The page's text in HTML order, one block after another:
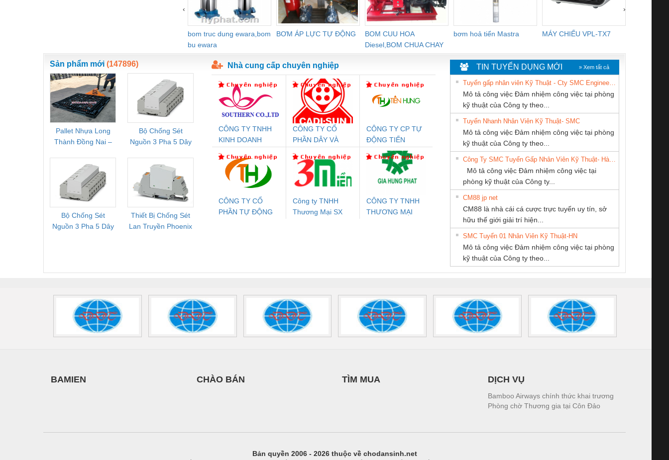
Xe hơi - Phụ tùng
Xe máy - Phụ tùng
Xe tải - phụ tùng
Y khoa - Trang thiết bị
bom truc dung ewara,bom
bu ewara
BƠM ÁP LỰC TỰ ĐỘNG
BOM CUU HOA
Diesel,BOM CHUA CHAY
bơm hoả tiển Mastra MÁY CHIẾU VPL-TX7
‹ ›
Sản phẩm mới (147896)
Pallet Nhựa Long
Thành Đồng Nai –
Mới, Pallet Cũ Giá
Tốt
Bộ Chống Sét
Nguồn 3 Pha 5 Dây
FLT-SEC-P-T1-3S-
264/50-FM -
2909589
Bộ Chống Sét
Nguồn 3 Pha 5 Dây
Thiết Bị Chống Sét
Lan Truyền Phoenix
Rơ Le Đệm An Toàn
Phoenix Contact
PSR-PC20-1NO-
1NC-24DC-SP -
2700578
Rơ Le An Toàn
Phoenix Contact
PSR-SCP-
24UC/ESL4/3X1/1X2/B
- 2981059
Bộ Lưu Điện AC
Mô-đun Ắc Quy UPS
Bộ Lặp Tín Hiệu
PROFIBUS Phoenix
Contact PSI-REP-
PROFIBUS/12MB -
2708863
Rơ Le An Toàn
Phoenix Contact
2986960 – PSR-
SCP-
24DC/FSP/2X1/1X2
Rơ Le An Toàn
Bộ giám sát chuỗi
tấm pin
TRANSCLINIC 16I+
1K5 H (2502520000)
Bộ giám sát chuỗi
tấm pin
TRANSCLINIC 16I+
1K5 L (2433950000)
Bộ giám sát dòng
TRANSCLINIC 16I+
(2008130000)
Bộ chỉnh lưu nguồn
điện TRANSCLINIC
BKE 1K5.4
(7791400879)2. Giá
Nẹp nhôm chống
trơn Đà Nẵng
Nhà cung cấp chuyên nghiệp
CÔNG TY TNHH
KINH DOANH
PHƯƠNG NAM
CÔNG TY CỔ
PHẦN DÂY VÀ
THƯỢNG ĐÌNH
CÔNG TY CP TỰ
ĐỘNG TIẾN
HƯNG
CÔNG TY CỔ
PHẦN TỰ ĐỘNG
Công ty TNHH
Thương Mại SX
CÔNG TY TNHH
THƯƠNG MẠI
CONG TY TNHH
TM-DV DAI DONG
THANH
CÔNG TY TNHH
THIẾT BỊ CÔNG
NGHIỆP NIHON
SETSUBI VIỆT
NAM
CÔNG TY TNHH
THIÊN ÂN VIỆT
NAM
CÔNG TY TNHH
MEKONG MARINE
SUPPLY
company LTD
Ba Miền
TIN TUYỂN DỤNG MỚI » Xem tất cả
Mô tả công việc Đảm nhiệm công việc tại phòng
kỹ thuật của Công ty theo...
Tuyển Nhanh Nhân Viên Kỹ Thuật- SMC
Mô tả công việc Đảm nhiệm công việc tại phòng
kỹ thuật của Công ty theo...
Mô tả công việc Đảm nhiệm công việc tại
phòng kỹ thuật của Công ty...
CM88 jp net
CM88 là nhà cái cá cược trực tuyến uy tín, sở
hữu thế giới giải trí hiện...
SMC Tuyển 01 Nhân Viên Kỹ Thuật-HN
Mô tả công việc Đảm nhiệm công việc tại phòng
kỹ thuật của Công ty theo...
BAMIEN CHÀO BÁN TÌM MUA DỊCH VỤ
Bamboo Airways chính thức khai trương
Phòng chờ Thương gia tại Côn Đảo
Bản quyền 2006 - 2026 thuộc về chodansinh.net